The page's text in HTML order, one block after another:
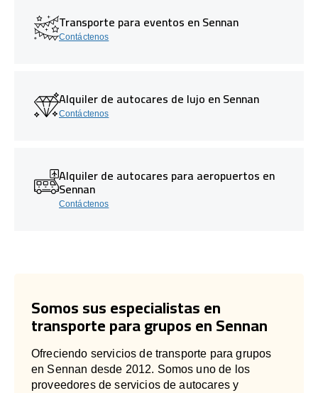
Transporte para eventos en Sennan
Contáctenos
Alquiler de autocares de lujo en Sennan
Contáctenos
Alquiler de autocares para aeropuertos en
Sennan
Contáctenos
Somos sus especialistas en
transporte para grupos en Sennan
Ofreciendo servicios de transporte para grupos
en Sennan desde 2012. Somos uno de los
proveedores de servicios de autocares y